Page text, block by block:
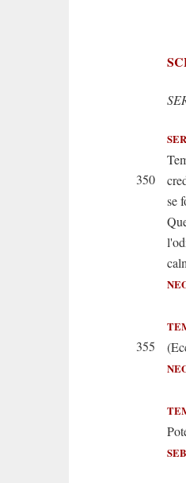
350
se
355